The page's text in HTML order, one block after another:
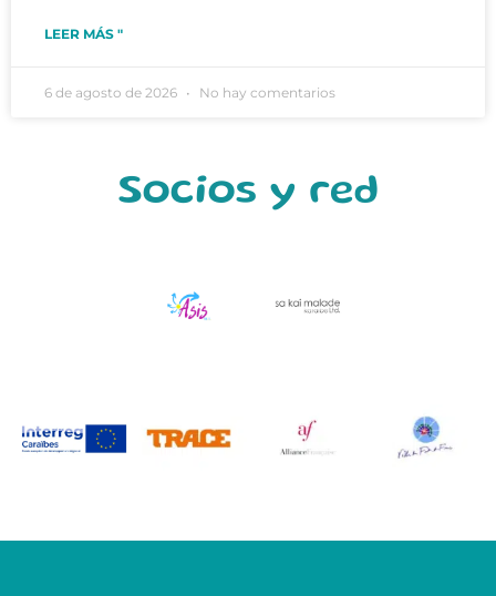
LEER MÁS "
6 de agosto de 2026 No hay comentarios
Socios y red